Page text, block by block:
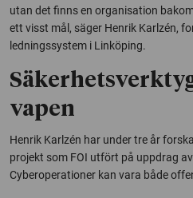
utan det finns en organisation
ett visst mål, säger Henrik Karlzén,
ledningssystem i Linköping.
vapen
Henrik Karlzén har under tre år
projekt som FOI utfört på uppdrag
Cyberoperationer kan vara både